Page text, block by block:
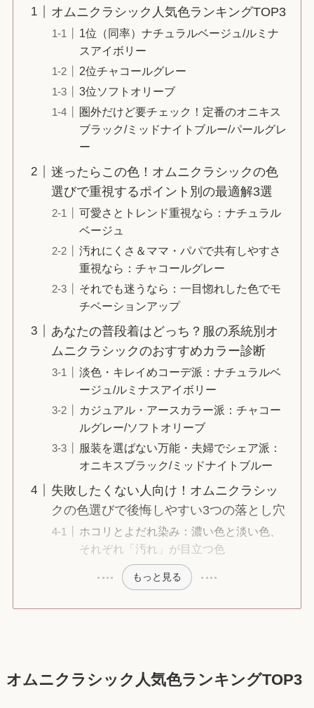
オムニクラシック人気色ランキングTOP3
1位（同率）ナチュラルベージュ/ルミナ
スアイボリー
2位チャコールグレー
3位ソフトオリーブ
圏外だけど要チェック！定番のオニキス
ブラック/ミッドナイトブルー/パールグレ
ー
迷ったらこの色！オムニクラシックの色
選びで重視するポイント別の最適解3選
可愛さとトレンド重視なら：ナチュラル
ベージュ
汚れにくさ＆ママ・パパで共有しやすさ
重視なら：チャコールグレー
それでも迷うなら：一目惚れした色でモ
チベーションアップ
あなたの普段着はどっち？服の系統別オ
ムニクラシックのおすすめカラー診断
淡色・キレイめコーデ派：ナチュラルベ
ージュ/ルミナスアイボリー
カジュアル・アースカラー派：チャコー
ルグレー/ソフトオリーブ
服装を選ばない万能・夫婦でシェア派：
オニキスブラック/ミッドナイトブルー
失敗したくない人向け！オムニクラシッ
クの色選びで後悔しやすい3つの落とし穴
ホコリとよだれ染み：濃い色と淡い色、
それぞれ「汚れ」が目立つ色
もっと見る
オムニクラシック人気色ランキングTOP3